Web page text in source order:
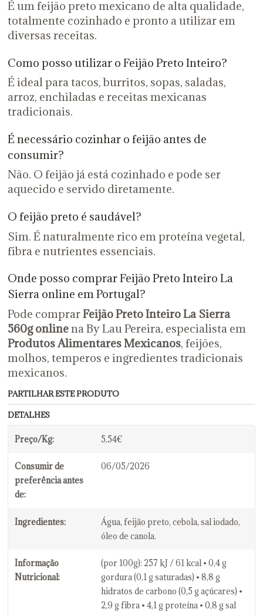
É um feijão preto mexicano de alta qualidade,
totalmente cozinhado e pronto a utilizar em
diversas receitas.
Como posso utilizar o Feijão Preto Inteiro?
É ideal para tacos, burritos, sopas, saladas,
arroz, enchiladas e receitas mexicanas
tradicionais.
É necessário cozinhar o feijão antes de
consumir?
Não. O feijão já está cozinhado e pode ser
aquecido e servido diretamente.
O feijão preto é saudável?
Sim. É naturalmente rico em proteína vegetal,
fibra e nutrientes essenciais.
Onde posso comprar Feijão Preto Inteiro La
Sierra online em Portugal?
Pode comprarFeijão Preto Inteiro La Sierra
560g onlinena By Lau Pereira, especialista em
Produtos Alimentares Mexicanos, feijões,
molhos, temperos e ingredientes tradicionais
mexicanos.
PARTILHAR ESTE PRODUTO
DETALHES
Preço/Kg: 5,54€
Consumir de
preferência antes
de:
06/05/2026
Ingredientes:
Água, feijão preto, cebola, sal iodado,
óleo de canola.
Informação
Nutricional:
(por 100g): 257 kJ / 61 kcal • 0,4 g
gordura (0,1 g saturadas) • 8,8 g
hidratos de carbono (0,5 g açúcares) •
2,9 g fibra • 4,1 g proteína • 0,8 g sal